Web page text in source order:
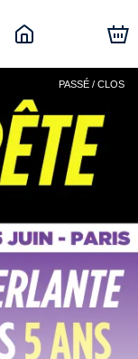
PASSÉ / CLOS